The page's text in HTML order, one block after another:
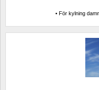
• För kylning